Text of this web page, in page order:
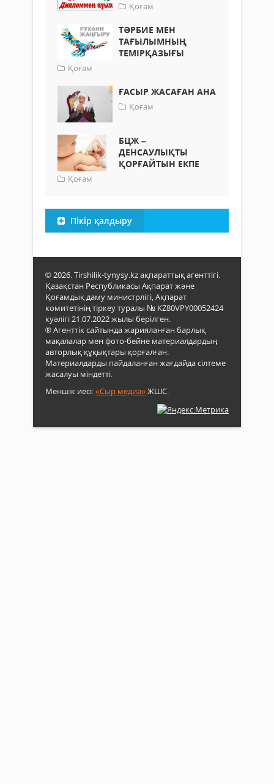
Қоғам
ТӘРБИЕ МЕН
ТАҒЫЛЫМНЫҢ
ТЕМІРҚАЗЫҒЫ
Қоғам
ҒАСЫР ЖАСАҒАН АНА
Қоғам
БЦЖ –
ДЕНСАУЛЫҚТЫ
ҚОРҒАЙТЫН ЕКПЕ
Қоғам
Пікір қалдыру
© 2026. Tirshilik-tynysy.kz ақпараттық агенттігі.
Қазақстан Республикасы Ақпарат және
Қоғамдық даму министрлігі, Ақпарат
комитетінің тіркеу туралы № KZ80VPY00052424
куәлігі 21.07.2022 жылы берілген.
® Агенттік сайтында жарияланған барлық
мақалалар мен фото-бейне материалдардың
авторлық құқықтары қорғалған.
Материалдарды пайдаланған жағдайда сілтеме
жасалуы міндетті.
Меншік иесі:«Сыр медиа»ЖШС.